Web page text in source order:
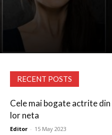
RECENT POSTS
Cele mai bogate actrite
lor neta
Editor - 15 May 2023